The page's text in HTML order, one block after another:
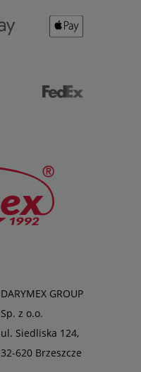
DARYMEX GROUP
Sp. z o.o.
ul. Siedliska 124,
32-620 Brzeszcze